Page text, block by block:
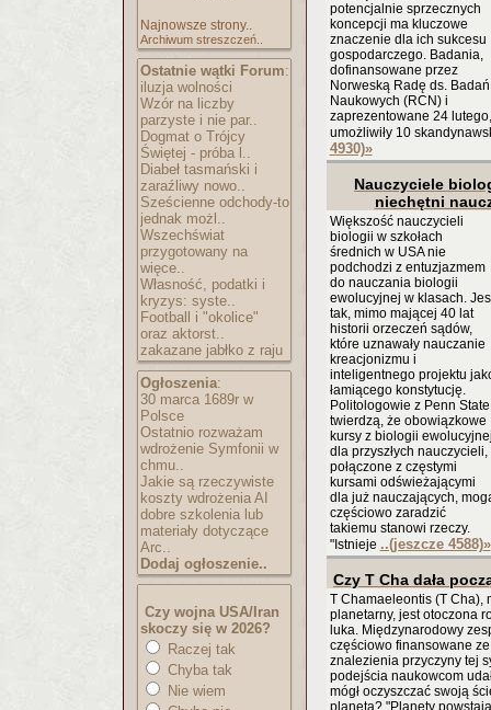
Najnowsze strony..
Archiwum streszczeń..
Ostatnie wątki Forum:
iluzja wolności
Wzór na liczby
parzyste i nie par..
Dogmat o Trójcy
Świętej - próba l..
Diabeł tasmański i
zaraźliwy nowo..
Sześcienne odchody-to
jednak możl..
Wszechświat
przygotowany na
więce..
Własność, podatki i
kryzys: syste..
Football i "okolice"
oraz aktorst..
zakazane jabłko z raju
Ogłoszenia:
30 marca 1689r w
Polsce
Ostatnio rozważam
wdrożenie Symfonii w
chmu..
Jakie są rzeczywiste
koszty wdrożenia AI
dobre szkolenia lub
materiały dotyczące
Arc..
Dodaj ogłoszenie..
Czy wojna USA/Iran
skoczy się w 2026?
Raczej tak
Chyba tak
Nie wiem
potencjalnie sprzecznych
koncepcji ma kluczowe
znaczenie dla ich sukcesu
gospodarczego. Badania,
dofinansowane przez
Norweską Radę ds. Badań
Naukowych (RCN) i
zaprezentowane 24 lutego,
umożliwiły 10
4930)»
Nauczyciele
niechętni
Większość nauczycieli
biologii w szkołach
średnich w USA nie
podchodzi z entuzjazmem
do nauczania biologii
ewolucyjnej w klasach.
tak, mimo mającej 40 lat
historii orzeczeń sądów,
które uznawały nauczanie
kreacjonizmu i
inteligentnego projektu
łamiącego konstytucję.
Politologowie z Penn State
twierdzą, że obowiązkowe
kursy z biologii
dla przyszłych nauczycieli,
połączone z częstymi
kursami odświeżającymi
dla już nauczających,
częściowo zaradzić
takiemu stanowi rzeczy.
"Istnieje ..(jeszcze 4588)»
Czy T Cha dała
T Chamaeleontis (T Cha),
planetarny, jest otoczona
luka. Międzynarodowy
częściowo finansowane
znalezienia przyczyny tej
podejścia naukowcom
mógł oczyszczać swoją
planeta? "Planety